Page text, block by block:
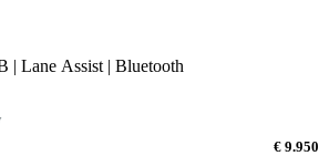
| Lane Assist | Bluetooth
€ 9.950